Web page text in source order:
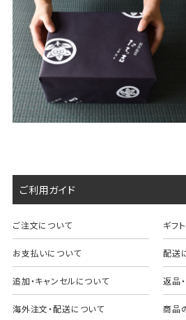
ご利用ガイド
ご注文について ギフ
お支払いについて 配送
追加・キャンセルについて 返品
海外注文・配送について 商品